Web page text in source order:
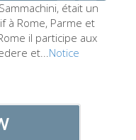
était un
à Rome, Parme et
il participe aux
et...Notice